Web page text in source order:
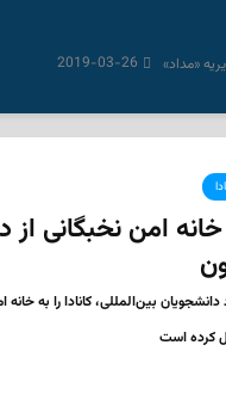
«مداد» 2019-03-26
خانه امن نخبگانی از
بین‌المللی، کانادا را به خانه
کرده است